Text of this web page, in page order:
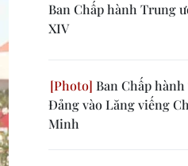
Ban Chấp hành Trung
XIV
Ban Chấp
Đảng vào Lăng viếng
Minh